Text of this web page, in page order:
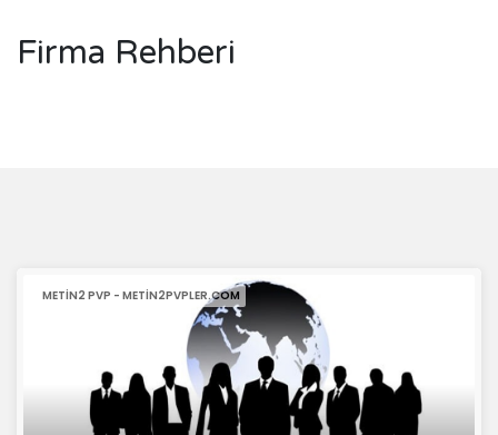
Firma Rehberi
METIN2 PVP - METIN2PVPLER.COM